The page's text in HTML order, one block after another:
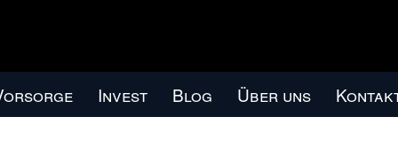
Invest Blog Über uns